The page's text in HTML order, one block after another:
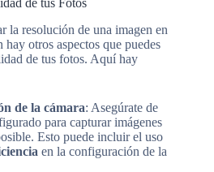
de tus Fotos
la resolución de una imagen en
otros aspectos que puedes
de tus fotos. Aquí hay
de la cámara: Asegúrate de
para capturar imágenes
Esto puede incluir el uso
en la configuración de la